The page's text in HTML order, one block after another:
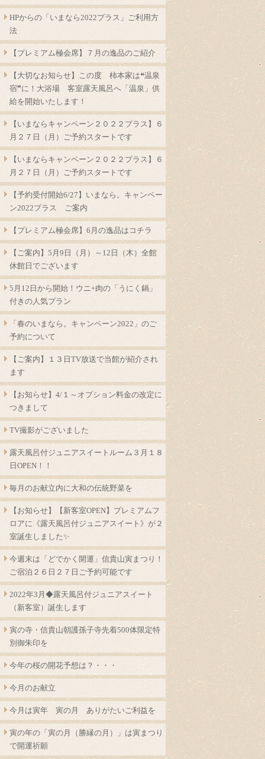
HPからの「いまなら2022プラス」ご利用方
法
【プレミアム極会席】７月の逸品のご紹介
【大切なお知らせ】この度 柿本家は❝温泉
宿❞に！大浴場 客室露天風呂へ「温泉」供
給を開始いたします！
【いまならキャンペーン２０２２プラス】６
月２７日（月）ご予約スタートです
【いまならキャンペーン２０２２プラス】６
月２７日（月）ご予約スタートです
【予約受付開始6/27】いまなら。キャンペー
ン2022プラス ご案内
【プレミアム極会席】6月の逸品はコチラ
【ご案内】5月9日（月）～12日（木）全館
休館日でございます
5月12日から開始！ウニ+肉の「うにく鍋」
付きの人気プラン
「春のいまなら。キャンペーン2022」のご
予約について
【ご案内】１３日TV放送で当館が紹介され
ます
【お知らせ】4/１～オプション料金の改定に
つきまして
TV撮影がございました
露天風呂付ジュニアスイートルーム３月１８
日OPEN！！
毎月のお献立内に大和の伝統野菜を
【お知らせ】【新客室OPEN】プレミアムフ
ロアに《露天風呂付ジュニアスイート》が２
室誕生しました✨
今週末は「どでかく開運」信貴山寅まつり！
ご宿泊２６日２７日ご予約可能です
2022年3月◆露天風呂付ジュニアスイート
（新客室）誕生します
寅の寺・信貴山朝護孫子寺先着500体限定特
別御朱印を
今年の桜の開花予想は？・・・
今月のお献立
今月は寅年 寅の月 ありがたいご利益を
寅の年の「寅の月（勝縁の月）」は寅まつり
で開運祈願